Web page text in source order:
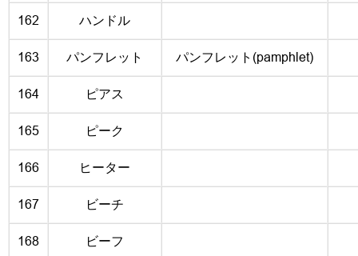
162 ハンドル
163 パンフレット パンフレット(pamphlet)
164 ピアス
165 ピーク
166 ヒーター
167 ビーチ
168 ビーフ